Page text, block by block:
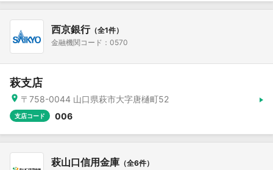
西京銀行（全1件）
金融機関コード：0570
萩支店
〒758-0044 山口県萩市大字唐樋町52
支店コード 006
萩山口信用金庫 （全6件）